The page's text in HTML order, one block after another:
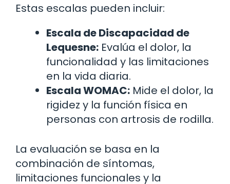
Estas escalas pueden incluir:
Escala de Discapacidad de
Lequesne: Evalúa el dolor, la
funcionalidad y las limitaciones
en la vida diaria.
Escala WOMAC: Mide el dolor, la
rigidez y la función física en
personas con artrosis de rodilla.
La evaluación se basa en la
combinación de síntomas,
limitaciones funcionales y la